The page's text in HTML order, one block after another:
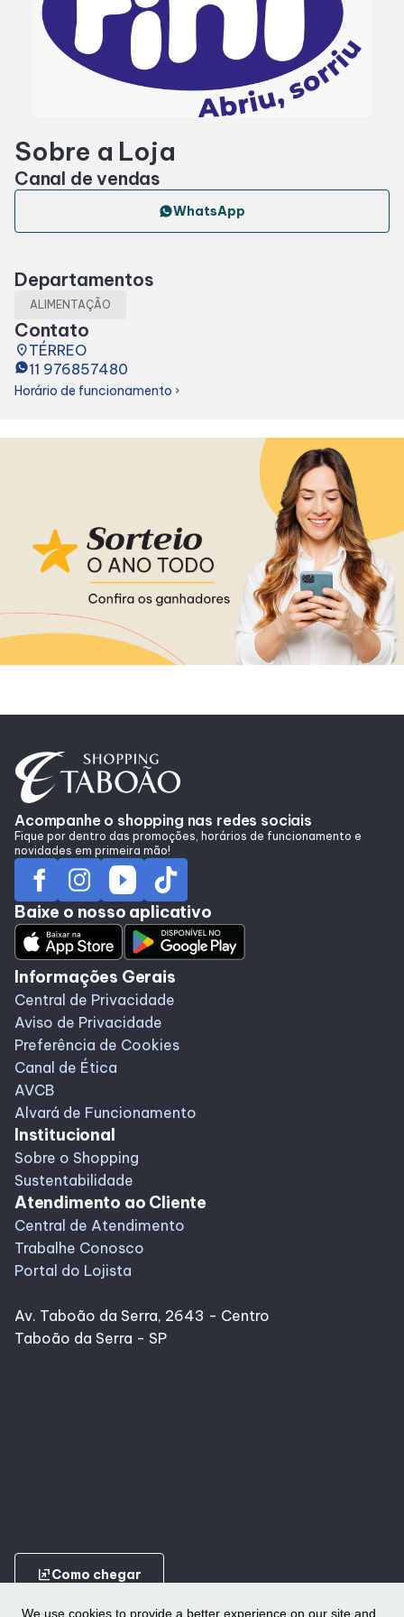
We use cookies to provide a better experience on our site and
Horários
Cinema
Lojas e Restaurantes
Lojas
Programa de Benefícios
Sobre a Loja
Canal de vendas
WhatsApp
Departamentos
ALIMENTAÇÃO
Contato
placeTÉRREO
11 976857480
Horário de funcionamento chevron_right
Acompanhe o shopping nas redes sociais
Fique por dentro das promoções, horários de funcionamento e
novidades em primeira mão!
Baixe o nosso aplicativo
Informações Gerais
Central de Privacidade
Aviso de Privacidade
Preferência de Cookies
Canal de Ética
AVCB
Alvará de Funcionamento
Institucional
Sobre o Shopping
Sustentabilidade
Atendimento ao Cliente
Central de Atendimento
Trabalhe Conosco
Portal do Lojista
Av. Taboão da Serra, 2643 - Centro
Taboão da Serra - SP
ungroupComo chegar